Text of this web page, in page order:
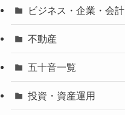
ビジネス・企業・会計
不動産
五十音一覧
投資・資産運用